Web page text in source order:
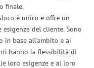
finale.
è unico e offre un
del cliente. Sono
base all’ambito e ai
hanno la flessibilità di
loro esigenze e al loro